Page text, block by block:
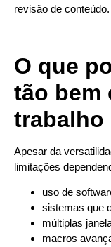
revisão de conteúdo.
O que
tão bem
trabalho
Apesar da
limitações
uso de
sistemas que
múltiplas
macros